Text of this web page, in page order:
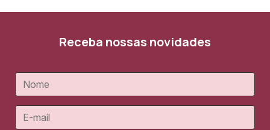
Receba nossas novidades